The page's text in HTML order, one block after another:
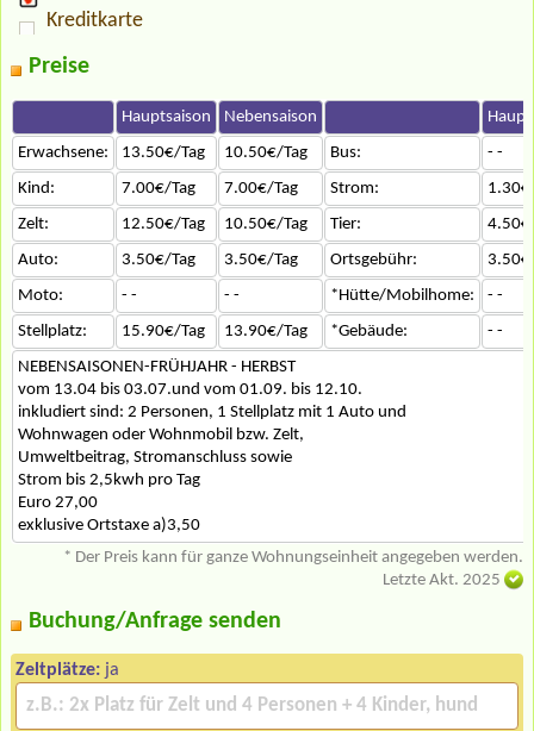
Kreditkarte
Preise
Hauptsaison Nebensaison
Erwachsene:
13.50€/Tag 10.50€/Tag Bus:
- -
Kind:
7.00€/Tag 7.00€/Tag Strom:
Zelt:
12.50€/Tag 10.50€/Tag Tier:
Auto:
3.50€/Tag 3.50€/Tag Ortsgebühr:
Moto:
- - - - *Hütte/Mobilhome:
- -
Stellplatz:
15.90€/Tag 13.90€/Tag *Gebäude:
- -
NEBENSAISONEN-FRÜHJAHR - HERBST
vom 13.04 bis 03.07.und vom 01.09. bis 12.10.
inkludiert sind: 2 Personen, 1 Stellplatz mit 1 Auto und
Wohnwagen oder Wohnmobil bzw. Zelt,
Umweltbeitrag, Stromanschluss sowie
Strom bis 2,5kwh pro Tag
Euro 27,00
exklusive Ortstaxe a)3,50
* Der Preis kann für ganze Wohnungseinheit angegeben werden.
Letzte Akt. 2025
Buchung/Anfrage senden
Zeltplätze: ja